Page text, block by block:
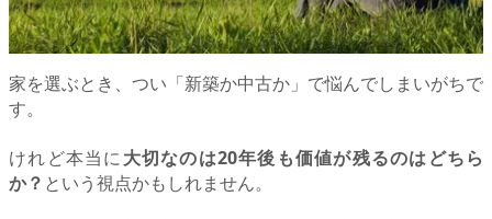
家を選ぶとき、つい「新築か中古か」で悩んでしまいがちで
す。
けれど本当に大切なのは20年後も価値が残るのはどちら
か？ という視点かもしれません。